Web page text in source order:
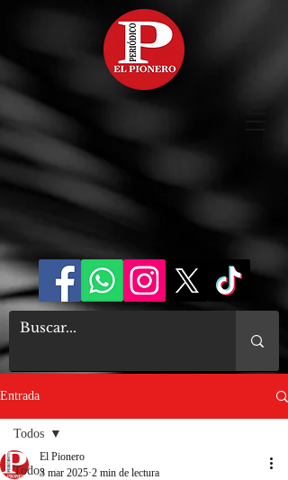
Entrada
Todos
Todos
El Pionero
3 mar 2025 2 min de lectura